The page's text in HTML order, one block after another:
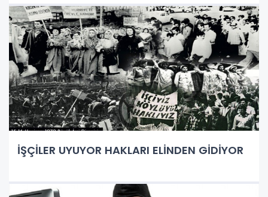
İŞÇİLER UYUYOR HAKLARI ELİNDEN GİDİYOR